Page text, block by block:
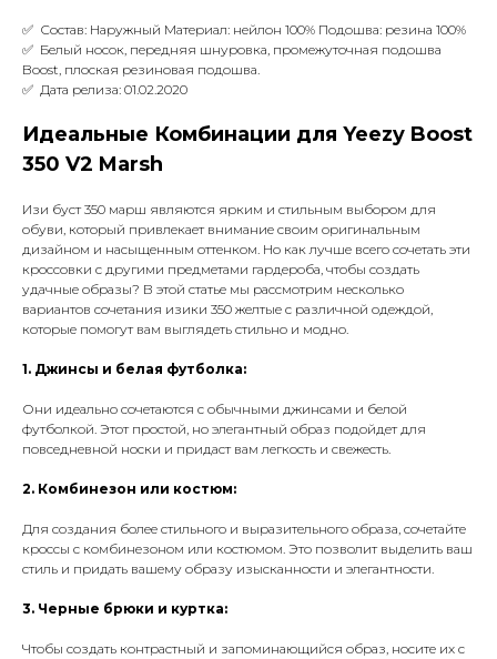
✅ Состав: Наружный Материал: нейлон 100% Подошва: резина 100%
✅ Белый носок, передняя шнуровка, промежуточная подошва
Boost, плоская резиновая подошва.
✅ Дата релиза: 01.02.2020
Идеальные Комбинации для Yeezy Boost
350 V2 Marsh
Изи буст 350 марш являются ярким и стильным выбором для
обуви, который привлекает внимание своим оригинальным
дизайном и насыщенным оттенком. Но как лучше всего сочетать эти
кроссовки с другими предметами гардероба, чтобы создать
удачные образы? В этой статье мы рассмотрим несколько
вариантов сочетания изики 350 желтые с различной одеждой,
которые помогут вам выглядеть стильно и модно.
1. Джинсы и белая футболка:
Они идеально сочетаются с обычными джинсами и белой
футболкой. Этот простой, но элегантный образ подойдет для
повседневной носки и придаст вам легкость и свежесть.
2. Комбинезон или костюм:
Для создания более стильного и выразительного образа, сочетайте
кроссы с комбинезоном или костюмом. Это позволит выделить ваш
стиль и придать вашему образу изысканности и элегантности.
3. Черные брюки и куртка:
Чтобы создать контрастный и запоминающийся образ, носите их с